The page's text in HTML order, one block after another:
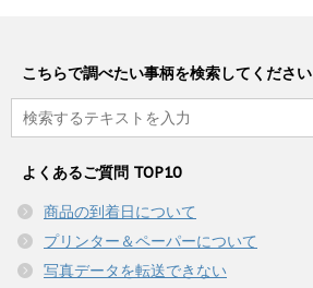
こちらで調べたい事柄を検索してください
よくあるご質問 TOP10
商品の到着日について
プリンター＆ペーパーについて
写真データを転送できない